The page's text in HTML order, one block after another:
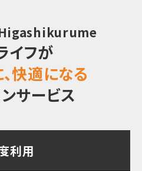
イフが
快適になる
サービス
利用